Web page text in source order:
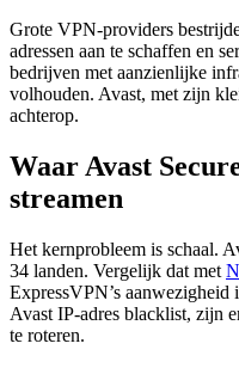
Grote VPN-providers
adressen aan te schaffen en
bedrijven met aanzienlijke
volhouden. Avast, met zijn
achterop.
Waar Avast
streamen
Het kernprobleem is schaal.
34 landen. Vergelijk dat met
ExpressVPN’s
Avast IP-adres blacklist, zijn
te roteren.